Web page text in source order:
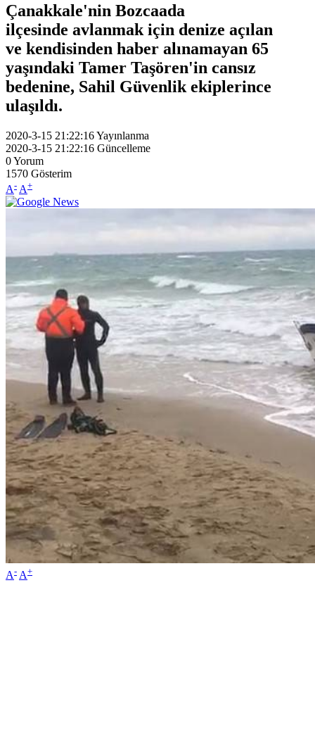
Çanakkale'nin Bozcaada
ilçesinde avlanmak için denize açılan
ve kendisinden haber alınamayan 65
yaşındaki Tamer Taşören'in cansız
bedenine, Sahil Güvenlik ekiplerince
ulaşıldı.
2020-3-15 21:22:16Yayınlanma
2020-3-15 21:22:16 Güncelleme
0Yorum
1570 Gösterim
A- A+
A- A+